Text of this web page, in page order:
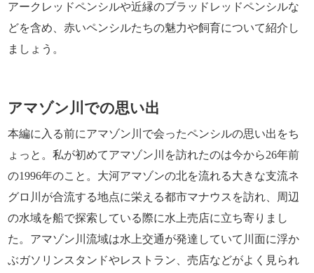
アークレッドペンシルや近縁のブラッドレッドペンシルな
どを含め、赤いペンシルたちの魅力や飼育について紹介し
ましょう。
アマゾン川での思い出
本編に入る前にアマゾン川で会ったペンシルの思い出をち
ょっと。私が初めてアマゾン川を訪れたのは今から26年前
の1996年のこと。大河アマゾンの北を流れる大きな支流ネ
グロ川が合流する地点に栄える都市マナウスを訪れ、周辺
の水域を船で探索している際に水上売店に立ち寄りまし
た。アマゾン川流域は水上交通が発達していて川面に浮か
ぶガソリンスタンドやレストラン、売店などがよく見られ